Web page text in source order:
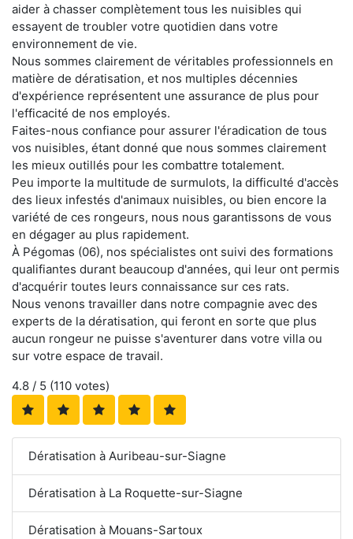
aider à chasser complètement tous les nuisibles qui
essayent de troubler votre quotidien dans votre
environnement de vie.
Nous sommes clairement de véritables professionnels en
matière de dératisation, et nos multiples décennies
d'expérience représentent une assurance de plus pour
l'efficacité de nos employés.
Faites-nous confiance pour assurer l'éradication de tous
vos nuisibles, étant donné que nous sommes clairement
les mieux outillés pour les combattre totalement.
Peu importe la multitude de surmulots, la difficulté d'accès
des lieux infestés d'animaux nuisibles, ou bien encore la
variété de ces rongeurs, nous nous garantissons de vous
en dégager au plus rapidement.
À Pégomas (06), nos spécialistes ont suivi des formations
qualifiantes durant beaucoup d'années, qui leur ont permis
d'acquérir toutes leurs connaissance sur ces rats.
Nous venons travailler dans notre compagnie avec des
experts de la dératisation, qui feront en sorte que plus
aucun rongeur ne puisse s'aventurer dans votre villa ou
sur votre espace de travail.
4.8 / 5 (110 votes)
Dératisation à Auribeau-sur-Siagne
Dératisation à La Roquette-sur-Siagne
Dératisation à Mouans-Sartoux